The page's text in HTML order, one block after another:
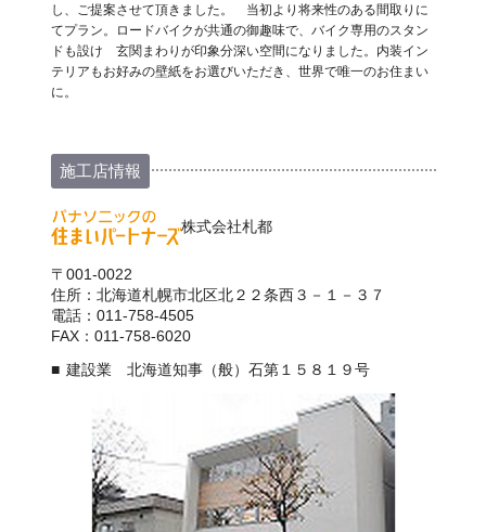
し、ご提案させて頂きました。 当初より将来性のある間取りに
てプラン。ロードバイクが共通の御趣味で、バイク専用のスタン
ドも設け 玄関まわりが印象分深い空間になりました。内装イン
テリアもお好みの壁紙をお選びいただき、世界で唯一のお住まい
に。
施工店情報
株式会社札都
〒001-0022
住所：北海道札幌市北区北２２条西３－１－３７
電話：011-758-4505
FAX：011-758-6020
建設業 北海道知事（般）石第１５８１９号